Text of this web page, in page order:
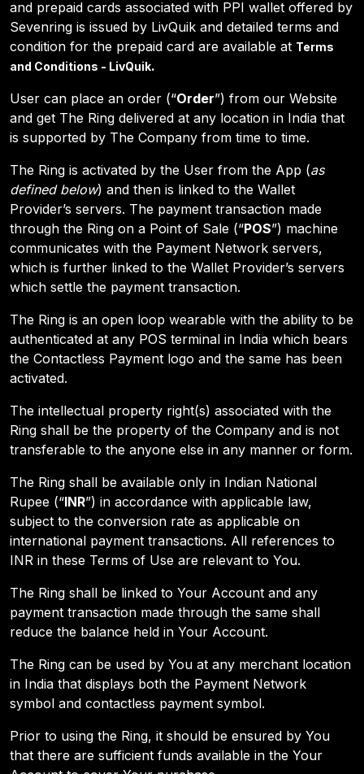
and prepaid cards associated with PPI wallet offered by
Sevenring is issued by LivQuik and detailed terms and
condition for the prepaid card are available at Terms
and Conditions - LivQuik.
User can place an order (“Order”) from our Website
and get The Ring delivered at any location in India that
is supported by The Company from time to time.
The Ring is activated by the User from the App (as
defined below) and then is linked to the Wallet
Provider’s servers. The payment transaction made
through the Ring on a Point of Sale (“POS”) machine
communicates with the Payment Network servers,
which is further linked to the Wallet Provider’s servers
which settle the payment transaction.
The Ring is an open loop wearable with the ability to be
authenticated at any POS terminal in India which bears
the Contactless Payment logo and the same has been
activated.
The intellectual property right(s) associated with the
Ring shall be the property of the Company and is not
transferable to the anyone else in any manner or form.
The Ring shall be available only in Indian National
Rupee (“INR”) in accordance with applicable law,
subject to the conversion rate as applicable on
international payment transactions. All references to
INR in these Terms of Use are relevant to You.
The Ring shall be linked to Your Account and any
payment transaction made through the same shall
reduce the balance held in Your Account.
The Ring can be used by You at any merchant location
in India that displays both the Payment Network
symbol and contactless payment symbol.
Prior to using the Ring, it should be ensured by You
that there are sufficient funds available in the Your